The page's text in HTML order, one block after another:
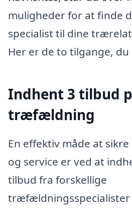
muligheder for at finde
specialist til dine
Her er de to tilgange, du
Indhent 3 tilbud
træfældning
En effektiv måde at
og service er ved at
tilbud fra forskellige
træfældningsspecialister